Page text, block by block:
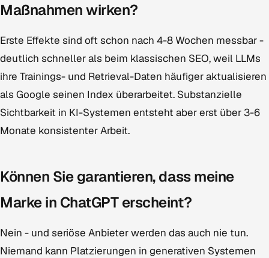
Maßnahmen wirken?
Erste Effekte sind oft schon nach 4-8 Wochen messbar -
deutlich schneller als beim klassischen SEO, weil LLMs
ihre Trainings- und Retrieval-Daten häufiger aktualisieren
als Google seinen Index überarbeitet. Substanzielle
Sichtbarkeit in KI-Systemen entsteht aber erst über 3-6
Monate konsistenter Arbeit.
Können Sie garantieren, dass meine
Marke in ChatGPT erscheint?
Nein - und seriöse Anbieter werden das auch nie tun.
Niemand kann Platzierungen in generativen Systemen